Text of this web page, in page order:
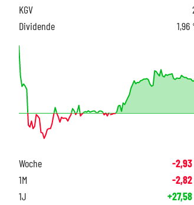
KGV
Dividende
1,96
Woche -2,93
1M -2,82
1J +27,58